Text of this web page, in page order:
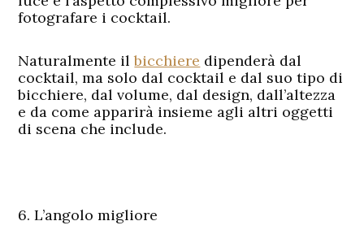
fotografare i cocktail.
Naturalmente ilbicchiere dipenderà dal
cocktail, ma solo dal cocktail e dal suo tipo di
bicchiere, dal volume, dal design, dall’altezza
e da come apparirà insieme agli altri oggetti
di scena che include.
6. L’angolo migliore